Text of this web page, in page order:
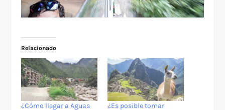
Relacionado
¿Cómo llegar a Aguas
¿Es posible tomar